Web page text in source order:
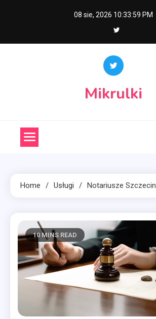
08 sie, 2026 10:34:00 PM
Mikrulki
Home Usługi Notariusze Szczecin
10 MINS READ